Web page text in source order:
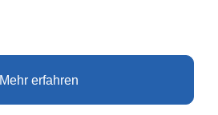
Mehr erfahren